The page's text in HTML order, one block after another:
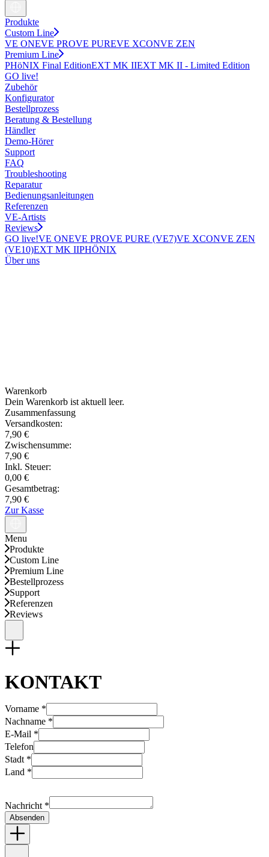
Produkte
Custom Line
VE ONEVE PROVE PUREVE XCONVE ZEN
Premium Line
PHöNIX Final EditionEXT MK IIEXT MK II - Limited Edition
GO live!
Zubehör
Konfigurator
Bestellprozess
Beratung & Bestellung
Händler
Demo-Hörer
Support
FAQ
Troubleshooting
Reparatur
Bedienungsanleitungen
Referenzen
VE-Artists
Reviews
GO live!VE ONEVE PROVE PURE (VE7)VE XCONVE ZEN
(VE10)EXT MK IIPHÖNIX
Über uns
Warenkorb
Dein Warenkorb ist aktuell leer.
Zusammenfassung
Versandkosten:
7,90 €
Zwischensumme:
7,90 €
Inkl. Steuer:
0,00 €
Gesamtbetrag:
7,90 €
Zur Kasse
Menu
Produkte
Custom Line
Premium Line
Bestellprozess
Support
Referenzen
Reviews
KONTAKT
Vorname *
Nachname *
E-Mail *
Telefon
Stadt *
Land *
Nachricht *
Absenden